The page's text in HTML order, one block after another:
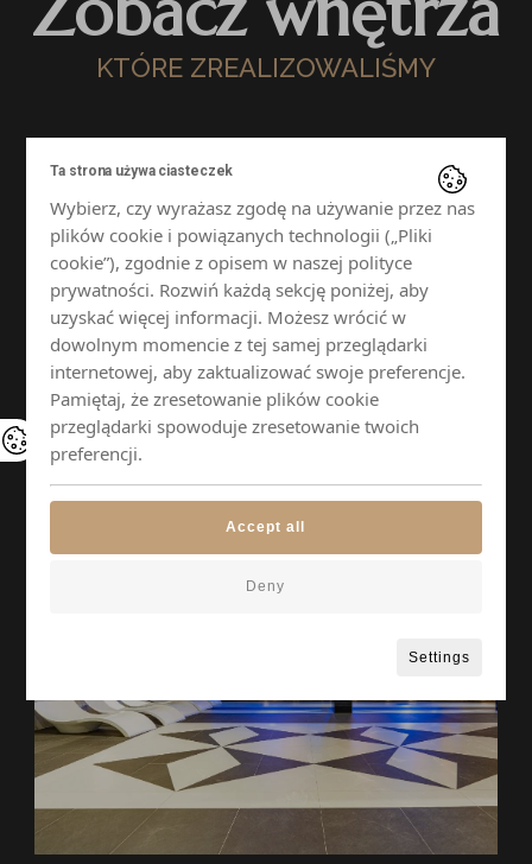
KTÓRE ZREALIZOWALIŚMY
Ta strona używa ciasteczek
Wybierz, czy wyrażasz zgodę na używanie przez nas
plików cookie i powiązanych technologii („Pliki
cookie”), zgodnie z opisem w naszej polityce
prywatności. Rozwiń każdą sekcję poniżej, aby
uzyskać więcej informacji. Możesz wrócić w
dowolnym momencie z tej samej przeglądarki
internetowej, aby zaktualizować swoje preferencje.
Pamiętaj, że zresetowanie plików cookie
przeglądarki spowoduje zresetowanie twoich
preferencji.
Settings
Deny
Accept all